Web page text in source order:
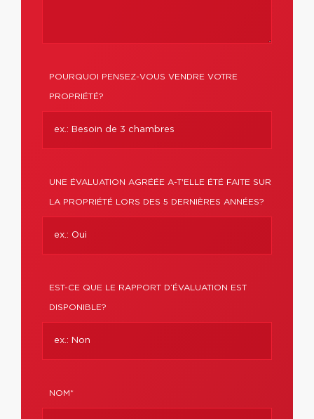
POURQUOI PENSEZ-VOUS VENDRE VOTRE
PROPRIÉTÉ?
UNE ÉVALUATION AGRÉÉE A-T'ELLE ÉTÉ FAITE SUR
LA PROPRIÉTÉ LORS DES 5 DERNIÈRES ANNÉES?
EST-CE QUE LE RAPPORT D’ÉVALUATION EST
DISPONIBLE?
NOM*